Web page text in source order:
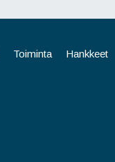
Toiminta Hankkeet